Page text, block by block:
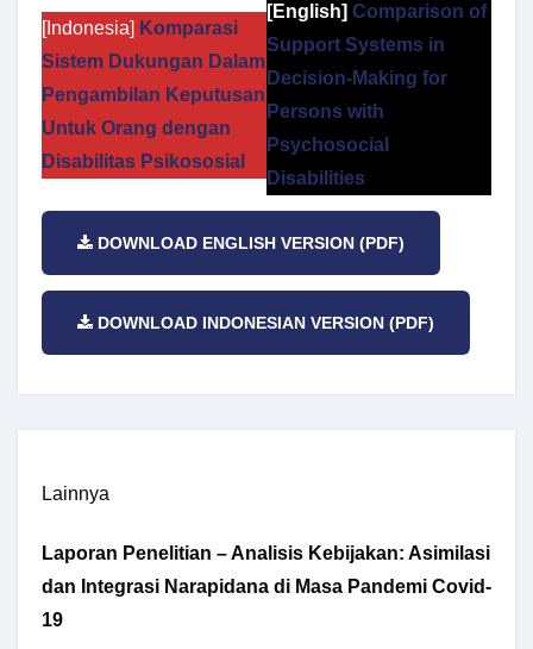
[Indonesia] Komparasi
Sistem Dukungan Dalam
Pengambilan Keputusan
Untuk Orang dengan
Disabilitas Psikososial
[English] Comparison of
Support Systems in
Decision-Making for
Persons with
Psychosocial
Disabilities
DOWNLOAD ENGLISH VERSION (PDF)
DOWNLOAD INDONESIAN VERSION (PDF)
Lainnya
Laporan Penelitian – Analisis Kebijakan: Asimilasi
dan Integrasi Narapidana di Masa Pandemi Covid-
19